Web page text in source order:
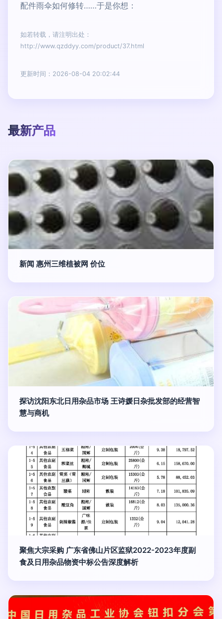
配件雨伞如何修转……于是你想：
如若转载，请注明出处：
http://www.qzddyy.com/product/37.html
更新时间：2026-08-04 20:02:44
最新产品
新闻 惠州三维植被网 价位
探访沈阳东北日用杂品市场 王诗媛日杂批发部的经营智
慧与商机
聚焦大宗采购 广东省佛山片区监狱2022-2023年度副
食及日用杂品物资中标公告深度解析